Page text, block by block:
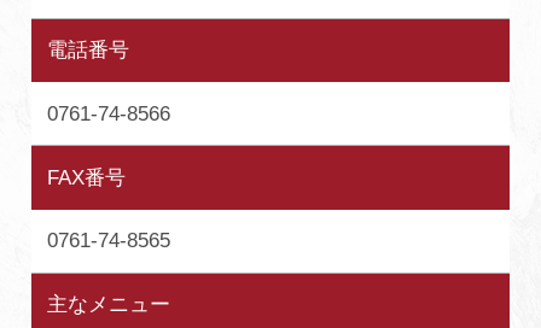
電話番号
0761-74-8566
FAX番号
0761-74-8565
主なメニュー